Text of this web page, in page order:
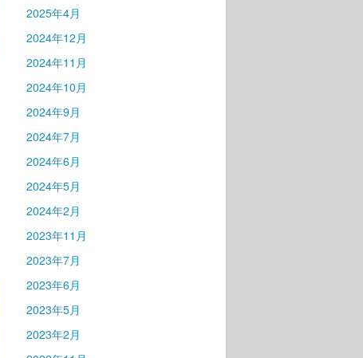
2025年4月
2024年12月
2024年11月
2024年10月
2024年9月
2024年7月
2024年6月
2024年5月
2024年2月
2023年11月
2023年7月
2023年6月
2023年5月
2023年2月